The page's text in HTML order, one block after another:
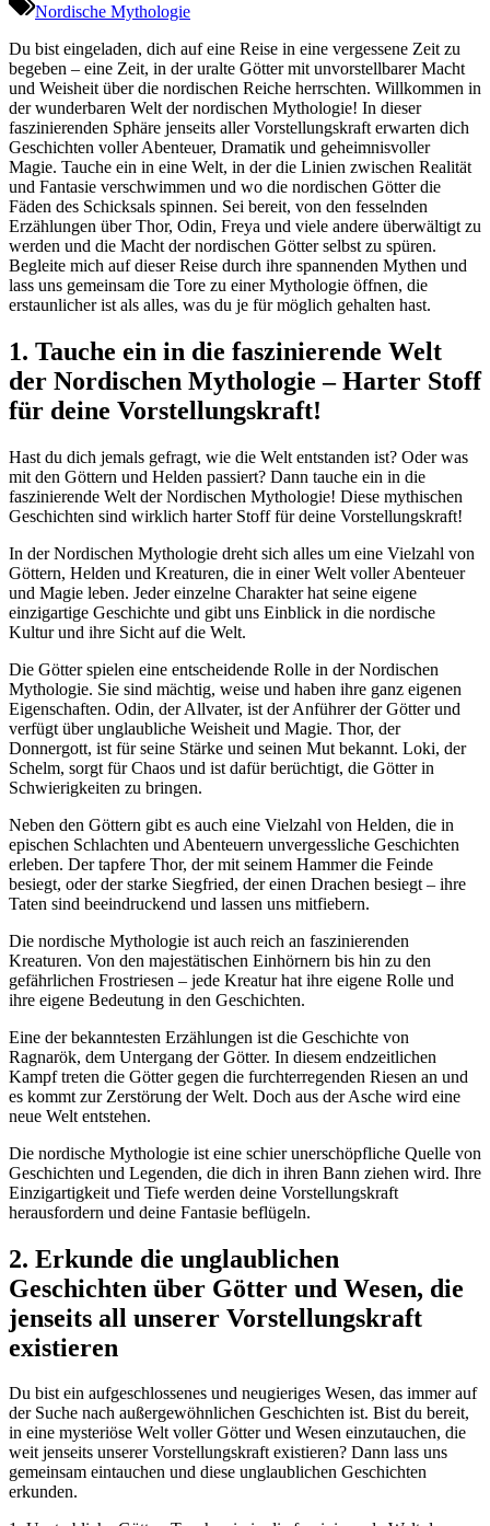
Nordische Mythologie
Du bist eingeladen, dich auf eine Reise in eine vergessene Zeit zu
begeben – eine Zeit, in der uralte Götter mit unvorstellbarer Macht
und Weisheit über die nordischen Reiche herrschten. Willkommen in
der wunderbaren Welt der nordischen Mythologie! In dieser
faszinierenden Sphäre jenseits aller Vorstellungskraft erwarten dich
Geschichten voller Abenteuer, Dramatik und geheimnisvoller
Magie. Tauche ein in eine Welt, in der die Linien zwischen Realität
und Fantasie verschwimmen und wo die nordischen Götter die
Fäden des Schicksals spinnen. Sei bereit, von den fesselnden
Erzählungen über Thor, Odin, Freya und viele andere überwältigt zu
werden und die Macht der nordischen Götter selbst zu spüren.
Begleite mich auf dieser Reise durch ihre spannenden Mythen und
lass uns gemeinsam die Tore zu einer Mythologie öffnen, die
erstaunlicher ist als alles, was du je für möglich gehalten hast.
1. Tauche ein in die faszinierende Welt
der Nordischen Mythologie – Harter Stoff
für deine Vorstellungskraft!
Hast du dich jemals gefragt, wie die Welt entstanden ist? Oder was
mit den Göttern und Helden passiert? Dann tauche ein in die
faszinierende Welt der Nordischen Mythologie! Diese mythischen
Geschichten sind wirklich harter Stoff für deine Vorstellungskraft!
In der Nordischen Mythologie dreht sich alles um eine Vielzahl von
Göttern, Helden und Kreaturen, die in einer Welt voller Abenteuer
und Magie leben. Jeder einzelne Charakter hat seine eigene
einzigartige Geschichte und gibt uns Einblick in die nordische
Kultur und ihre Sicht auf die Welt.
Die Götter spielen eine entscheidende Rolle in der Nordischen
Mythologie. Sie sind mächtig, weise und haben ihre ganz eigenen
Eigenschaften. Odin, der Allvater, ist der Anführer der Götter und
verfügt über unglaubliche Weisheit und Magie. Thor, der
Donnergott, ist für seine Stärke und seinen Mut bekannt. Loki, der
Schelm, sorgt für Chaos und ist dafür berüchtigt, die Götter in
Schwierigkeiten zu bringen.
Neben den Göttern gibt es auch eine Vielzahl von Helden, die in
epischen Schlachten und Abenteuern unvergessliche Geschichten
erleben. Der tapfere Thor, der mit seinem Hammer die Feinde
besiegt, oder der starke Siegfried, der einen Drachen besiegt – ihre
Taten sind beeindruckend und lassen uns mitfiebern.
Die nordische Mythologie ist auch reich an faszinierenden
Kreaturen. Von den majestätischen Einhörnern bis hin zu den
gefährlichen Frostriesen – jede Kreatur hat ihre eigene Rolle und
ihre eigene Bedeutung in den Geschichten.
Eine der bekanntesten Erzählungen ist die Geschichte von
Ragnarök, dem Untergang der Götter. In diesem endzeitlichen
Kampf treten die Götter gegen die furchterregenden Riesen an und
es kommt zur Zerstörung der Welt. Doch aus der Asche wird eine
neue Welt entstehen.
Die nordische Mythologie ist eine schier unerschöpfliche Quelle von
Geschichten und Legenden, die dich in ihren Bann ziehen wird. Ihre
Einzigartigkeit und Tiefe werden deine Vorstellungskraft
herausfordern und deine Fantasie beflügeln.
2. Erkunde die unglaublichen
Geschichten über Götter und Wesen, die
jenseits all unserer Vorstellungskraft
existieren
Du bist ein aufgeschlossenes und neugieriges Wesen, das immer auf
der Suche nach außergewöhnlichen Geschichten ist. Bist du bereit,
in eine mysteriöse Welt voller Götter und Wesen einzutauchen, die
weit jenseits unserer Vorstellungskraft existieren? Dann lass uns
gemeinsam eintauchen und diese unglaublichen Geschichten
erkunden.